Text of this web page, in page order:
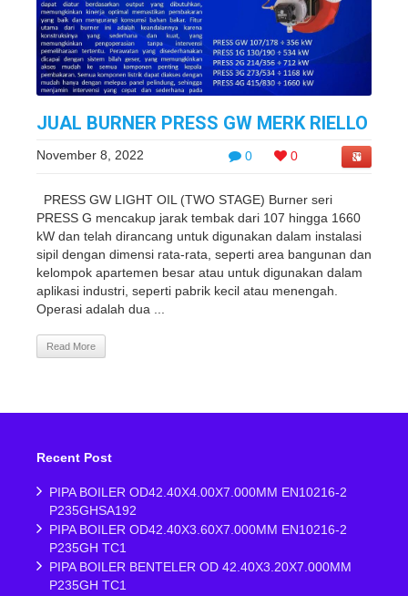
JUAL BURNER PRESS GW MERK RIELLO
0 0
November 8, 2022
PRESS GW LIGHT OIL (TWO STAGE) Burner seri
PRESS G mencakup jarak tembak dari 107 hingga 1660
kW dan telah dirancang untuk digunakan dalam instalasi
sipil dengan dimensi rata-rata, seperti area bangunan dan
kelompok apartemen besar atau untuk digunakan dalam
aplikasi industri, seperti pabrik kecil atau menengah.
Operasi adalah dua ...
Read More
Recent Post
PIPA BOILER OD42.40X4.00X7.000MM EN10216-2
P235GHSA192
PIPA BOILER OD42.40X3.60X7.000MM EN10216-2
P235GH TC1
PIPA BOILER BENTELER OD 42.40X3.20X7.000MM
P235GH TC1